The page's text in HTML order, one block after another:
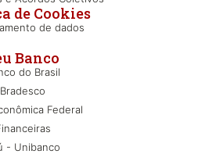
Banco
do Brasil
Bradesco
Federal
- Unibanco
de Cookies
de dados